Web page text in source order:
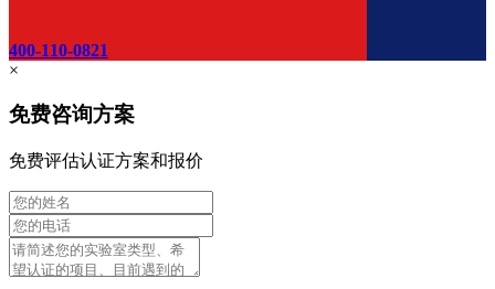
400-110-0821
×
免费咨询方案
免费评估认证方案和报价